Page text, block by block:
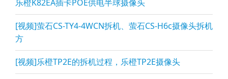
乐橙K82EA插卡POE供电半球摄像头
[视频]萤石CS-TY4-4WCN拆机、萤石CS-H6c摄像头拆机
方
[视频]乐橙TP2E的拆机过程，乐橙TP2E摄像头